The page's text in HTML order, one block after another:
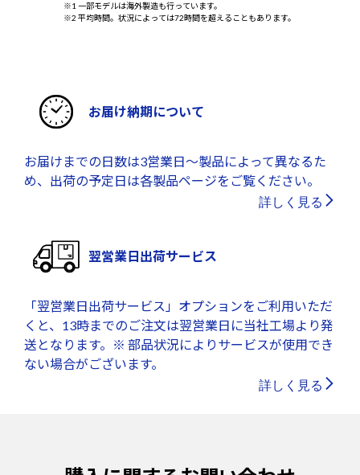
※1 一部モデルは海外製造も行っています。
※2 平均時間。状況によっては72時間を超えることもあります。
お届け納期について
お届けまでの日数は3営業日～製品によって異なるた
め、出荷の予定日は各製品ページをご覧ください。
詳しく見る
翌営業日出荷サービス
「翌営業日出荷サービス」オプションをご利用いただ
くと、13時までのご注文は翌営業日に当社工場より発
送となります。※ 部品状況によりサービスが使用でき
ない場合がございます。
詳しく見る